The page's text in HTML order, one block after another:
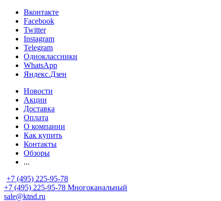
Вконтакте
Facebook
Twitter
Instagram
Telegram
Одноклассники
WhatsApp
Яндекс.Дзен
Новости
Акции
Доставка
Оплата
О компании
Как купить
Контакты
Обзоры
...
+7 (495) 225-95-78
+7 (495) 225-95-78 Многоканальный
sale@ktnd.ru